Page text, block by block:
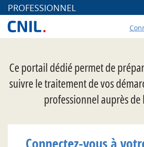
PROFESSIONNEL
Ce portail dédié permet de
suivre le traitement de vos
professionnel auprès de
*